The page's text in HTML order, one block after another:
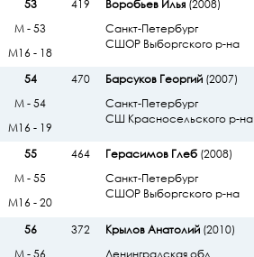
53
419 Воробьев Илья(2008)
Санкт-Петербург
СШОР Выборгского р-на
М - 53
М16 - 18
54
470 Барсуков Георгий(2007)
Санкт-Петербург
СШ Красносельского р-на
М - 54
М16 - 19
55
464 Герасимов Глеб(2008)
Санкт-Петербург
СШОР Выборгского р-на
М - 55
М16 - 20
56
372 Крылов Анатолий(2010)
Ленинградская обл.
М - 56